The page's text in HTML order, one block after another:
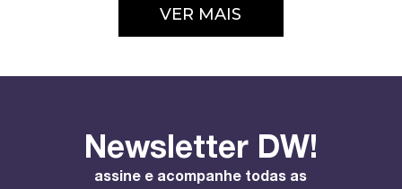
VER MAIS
Newsletter DW!
assine e acompanhe todas as